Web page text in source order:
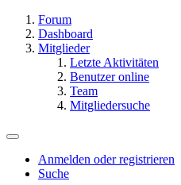
Forum
Dashboard
Mitglieder
Letzte Aktivitäten
Benutzer online
Team
Mitgliedersuche
Anmelden oder registrieren
Suche